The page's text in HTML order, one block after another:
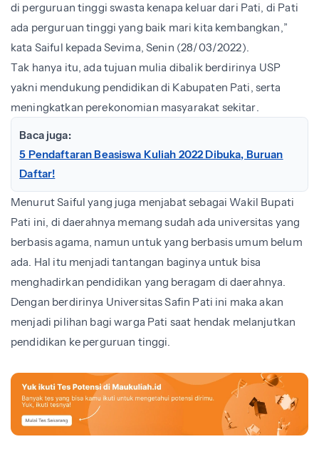
di perguruan tinggi swasta kenapa keluar dari Pati, di Pati
ada perguruan tinggi yang baik mari kita kembangkan,”
kata Saiful kepada Sevima, Senin (28/03/2022).
Tak hanya itu, ada tujuan mulia dibalik berdirinya USP
yakni mendukung pendidikan di Kabupaten Pati, serta
meningkatkan perekonomian masyarakat sekitar.
Baca juga:
5 Pendaftaran Beasiswa Kuliah 2022 Dibuka, Buruan
Daftar!
Menurut Saiful yang juga menjabat sebagai Wakil Bupati
Pati ini, di daerahnya memang sudah ada universitas yang
berbasis agama, namun untuk yang berbasis umum belum
ada. Hal itu menjadi tantangan baginya untuk bisa
menghadirkan pendidikan yang beragam di daerahnya.
Dengan berdirinya Universitas Safin Pati ini maka akan
menjadi pilihan bagi warga Pati saat hendak melanjutkan
pendidikan ke perguruan tinggi.